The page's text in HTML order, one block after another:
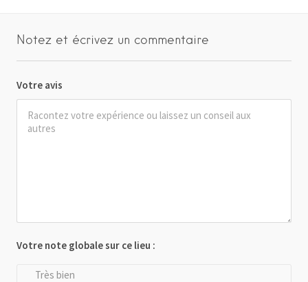
Notez et écrivez un commentaire
Votre avis
Votre note globale sur ce lieu :
Très bien